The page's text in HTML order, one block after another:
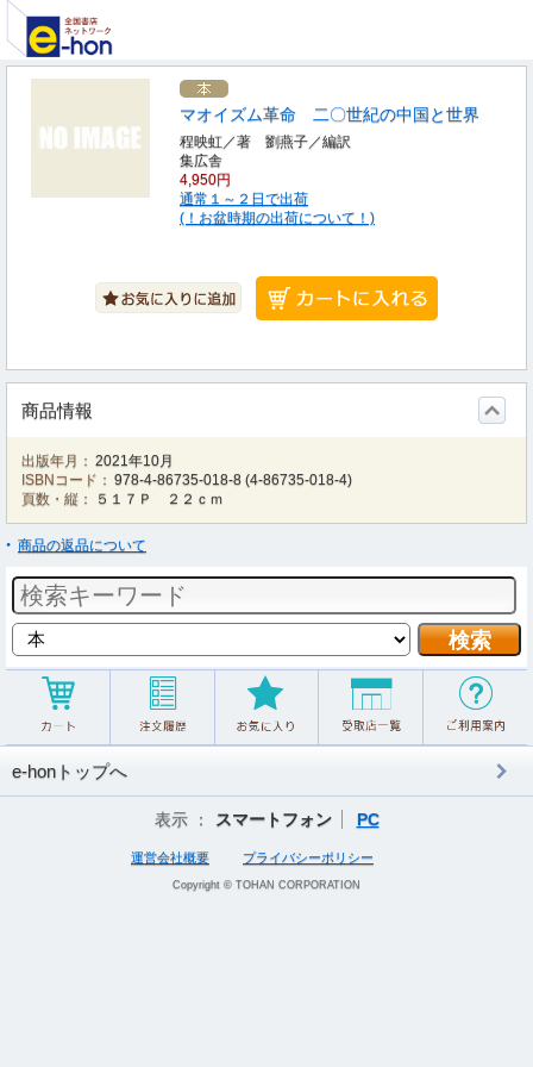
マオイズム革命 二〇世紀の中国と世界
程映虹／著 劉燕子／編訳
集広舎
4,950円
通常１～２日で出荷
(！お盆時期の出荷について！)
商品情報
出版年月： 2021年10月
ISBNコード： 978-4-86735-018-8 (4-86735-018-4)
頁数・縦：
５１７Ｐ ２２ｃｍ
商品の返品について
e-honトップへ
表示 ： スマートフォン PC
運営会社概要 プライバシーポリシー
Copyright © TOHAN CORPORATION